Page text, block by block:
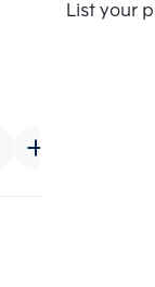
List your